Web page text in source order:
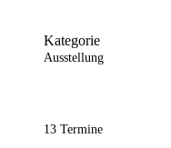
Kategorie
Ausstellung
13 Termine